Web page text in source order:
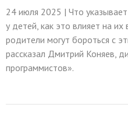
24 июля 2025 | Что
у детей, как это влияет на
родители могут бороться с
рассказал Дмитрий Коняев,
программистов».